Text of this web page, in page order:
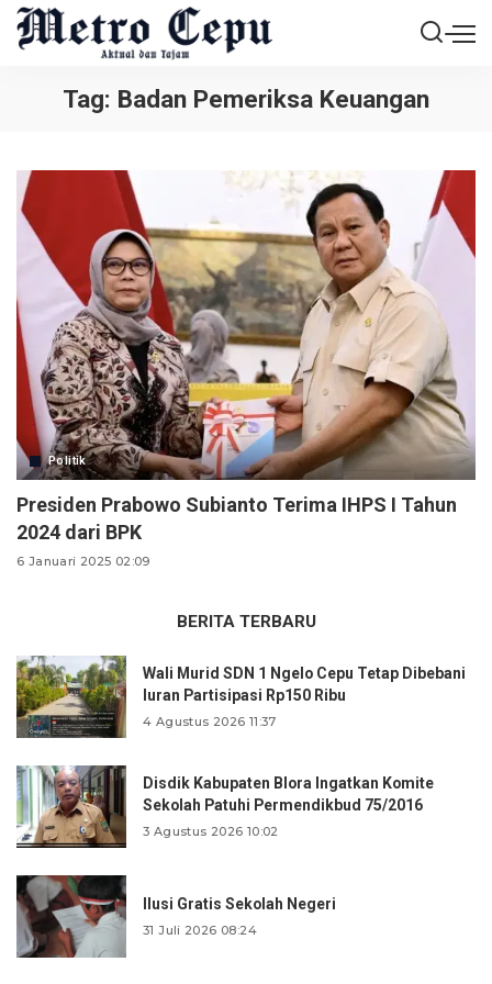
Tag: Badan Pemeriksa Keuangan
Politik
Presiden Prabowo Subianto Terima IHPS I Tahun
2024 dari BPK
6 Januari 2025 02:09
BERITA TERBARU
Wali Murid SDN 1 Ngelo Cepu Tetap Dibebani
Iuran Partisipasi Rp150 Ribu
4 Agustus 2026 11:37
Disdik Kabupaten Blora Ingatkan Komite
Sekolah Patuhi Permendikbud 75/2016
3 Agustus 2026 10:02
Ilusi Gratis Sekolah Negeri
31 Juli 2026 08:24